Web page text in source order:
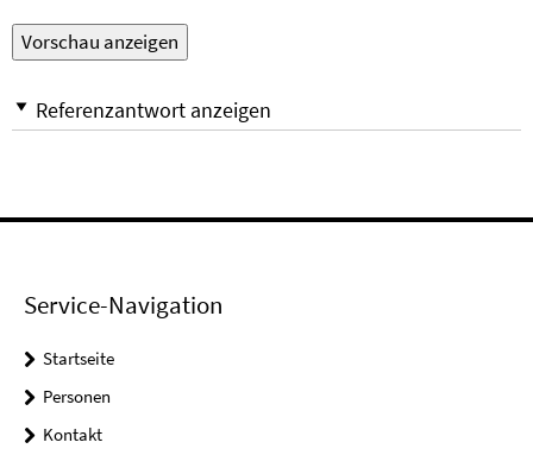
Referenzantwort anzeigen
Service-Navigation
Startseite
Personen
Kontakt